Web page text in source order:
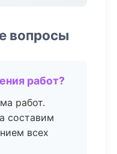
вопросы
работ?
работ.
составим
всех